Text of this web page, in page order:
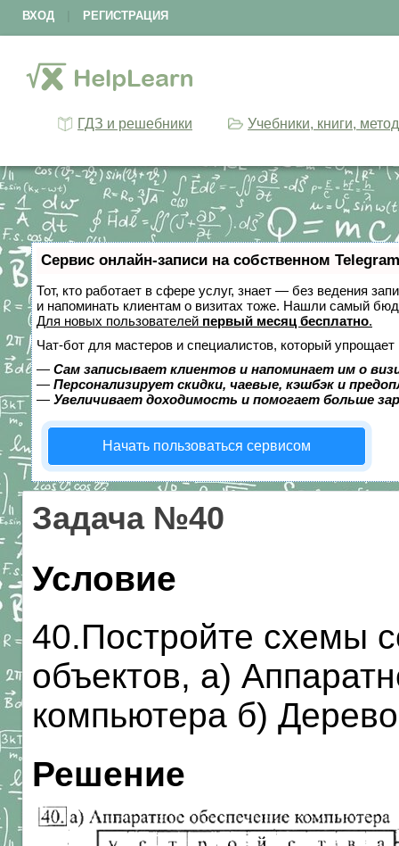
ВХОД РЕГИСТРАЦИЯ
ГДЗ и решебники Учебники, книги,
Сервис онлайн-записи на собственном
Тот, кто работает в сфере услуг, знает — без ведения
и напоминать клиентам о визитах тоже. Нашли самый
Для новых пользователей первый месяц бесплатно.
Чат-бот для мастеров и специалистов, который упрощает
— Сам записывает клиентов и напоминает им о
— Персонализирует скидки, чаевые, кэшбэк и
— Увеличивает доходимость и помогает больше
Начать пользоваться сервисом
Задача №40
Условие
40.Постройте схемы
объектов, а)
компьютера б) Дерево
Решение